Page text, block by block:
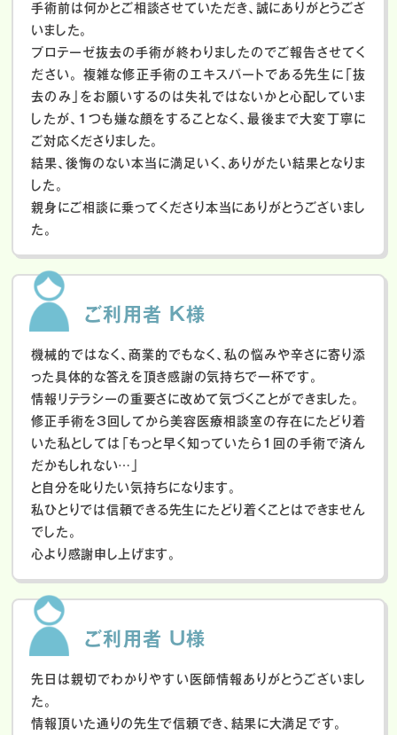
手術前は何かとご相談させていただき、誠にありがとうござ
いました。
プロテーゼ抜去の手術が終わりましたのでご報告させてく
ださい。
複雑な修正手術のエキスパートである先生に「抜
去のみ」をお願いするのは失礼ではないかと心配していま
したが、１つも嫌な顔をすることなく、最後まで大変丁寧に
ご対応くださりました。
結果、後悔のない本当に満足いく、ありがたい結果となりま
した。
親身にご相談に乗ってくださり本当にありがとうございまし
た。
ご利用者 K様
機械的ではなく、商業的でもなく、私の悩みや辛さに寄り添
った具体的な答えを頂き感謝の気持ちで一杯です。
情報リテラシーの重要さに改めて気づくことができました。
修正手術を3回してから美容医療相談室の存在にたどり着
いた私としては「もっと早く知っていたら1回の手術で済ん
だかもしれない…」
と自分を叱りたい気持ちになります。
私ひとりでは信頼できる先生にたどり着くことはできません
でした。
心より感謝申し上げます。
ご利用者 U様
先日は親切でわかりやすい医師情報ありがとうございまし
た。
情報頂いた通りの先生で信頼でき、結果に大満足です。